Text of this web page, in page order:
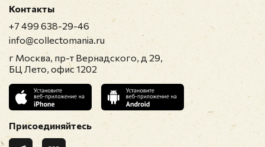
Контакты
+7 499 638-29-46
info@collectomania.ru
г Москва, пр-т Вернадского, д 29,
БЦ Лето, офис 1202
Присоединяйтесь